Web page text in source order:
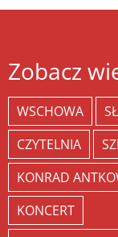
Zobacz
WSCHOWA
CZYTELNIA
KONRAD
KONCERT